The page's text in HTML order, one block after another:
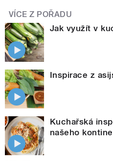
VÍCE Z POŘADU
Jak využít v
Inspirace z
Kuchařská
našeho